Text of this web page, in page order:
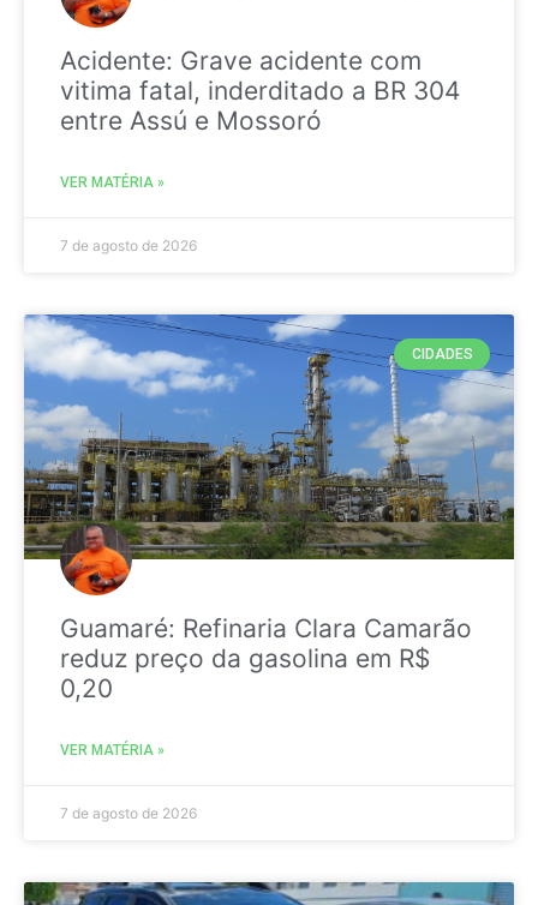
Acidente: Grave acidente com
vitima fatal, inderditado a BR 304
entre Assú e Mossoró
VER MATÉRIA »
7 de agosto de 2026
CIDADES
Guamaré: Refinaria Clara Camarão
reduz preço da gasolina em R$
0,20
VER MATÉRIA »
7 de agosto de 2026